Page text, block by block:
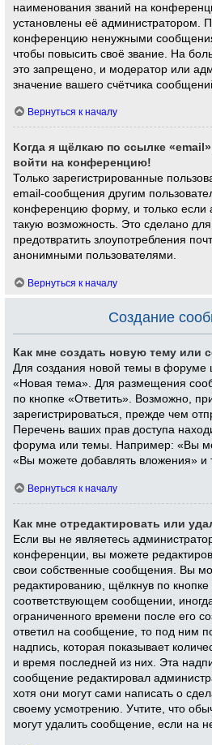
наименования званий на
установлены её администратором.
конференцию ненужными
чтобы повысить своё звание. На
это запрещено, и модератор или
значение вашего счётчика
Вернуться к началу
Когда я щёлкаю по ссылке
войти на конференцию!
Только зарегистрированные
email-сообщения другим
конференцию форму, и только если
такую возможность. Это сделано для
предотвратить злоупотребления
анонимными пользователями.
Вернуться к началу
Создание
Как мне создать новую тему или
Для создания новой темы в форуме
«Новая тема». Для размещения
по кнопке «Ответить». Возможно,
зарегистрироваться, прежде чем
Перечень ваших прав доступа
форума или темы. Например: «Вы
«Вы можете добавлять вложения» и
Вернуться к началу
Как мне отредактировать или
Если вы не являетесь
конференции, вы можете
свои собственные сообщения. Вы
редактированию, щёлкнув по кнопке
соответствующем сообщении,
ограниченного времени после его
ответил на сообщение, то под ним
надпись, которая показывает
и время последней из них. Эта
сообщение редактировал
хотя они могут сами написать о
своему усмотрению. Учтите, что
могут удалить сообщение, если на